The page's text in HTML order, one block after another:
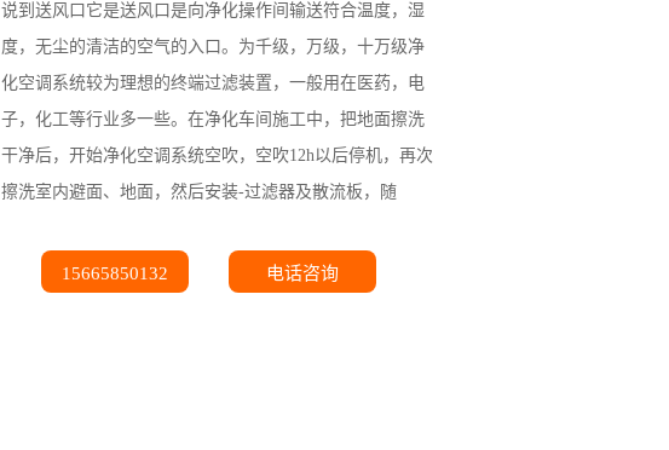
说到送风口它是送风口是向净化操作间输送符合温度，湿
度，无尘的清洁的空气的入口。为千级，万级，十万级净
化空调系统较为理想的终端过滤装置，一般用在医药，电
子，化工等行业多一些。在净化车间施工中，把地面擦洗
干净后，开始净化空调系统空吹，空吹12h以后停机，再次
擦洗室内避面、地面，然后安装-过滤器及散流板，随
15665850132 电话咨询